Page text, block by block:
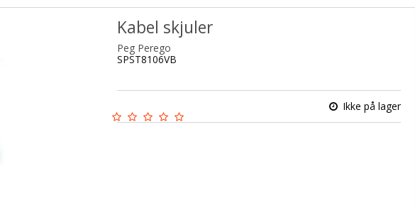
Kabel skjuler
Peg Perego
SPST8106VB
Ikke på lager